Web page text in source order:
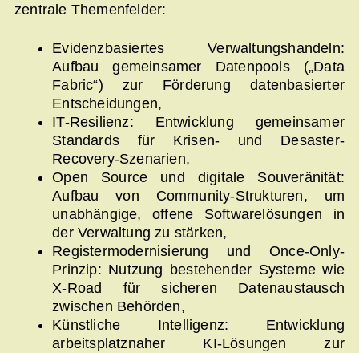
zentrale Themenfelder:
Evidenzbasiertes Verwaltungshandeln:
Aufbau gemeinsamer Datenpools („Data
Fabric“) zur Förderung datenbasierter
Entscheidungen,
IT-Resilienz: Entwicklung gemeinsamer
Standards für Krisen- und Desaster-
Recovery-Szenarien,
Open Source und digitale Souveränität:
Aufbau von Community-Strukturen, um
unabhängige, offene Softwarelösungen in
der Verwaltung zu stärken,
Registermodernisierung und Once-Only-
Prinzip: Nutzung bestehender Systeme wie
X-Road für sicheren Datenaustausch
zwischen Behörden,
Künstliche Intelligenz: Entwicklung
arbeitsplatznaher KI-Lösungen zur